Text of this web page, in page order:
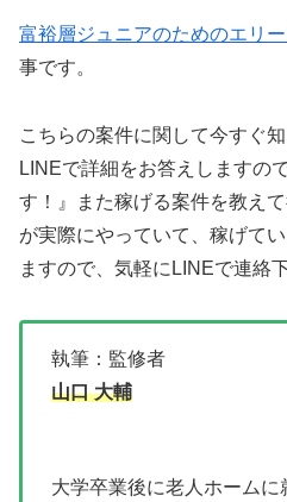
富裕層ジュニアのためのエリ
事です。
こちらの案件に関して今すぐ
LINEで詳細をお答えしますの
す！』
また稼げる案件を教え
が実際にやっていて、稼げて
ますので、気軽にLINEで連絡
執筆：監修者
山口 大輔
大学卒業後に老人ホーム